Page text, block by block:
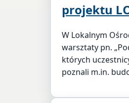
projektu
W Lokalnym
warsztaty pn.
których
poznali m.in.